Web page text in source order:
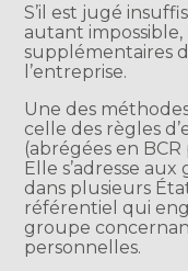
S’il est jugé
autant
supplémentaires
l’entreprise.
Une des
celle des règles
(abrégées en
Elle s’adresse
dans plusieurs
référentiel qui
groupe
personnelles.